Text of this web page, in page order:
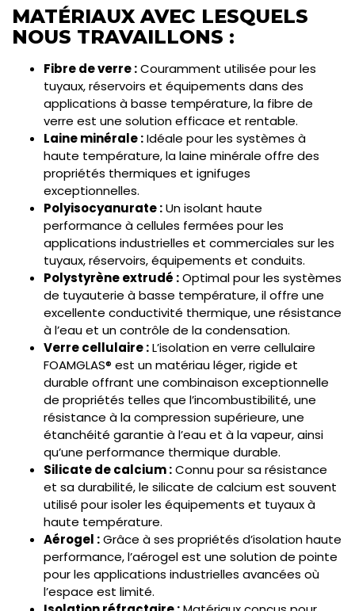
MATÉRIAUX AVEC LESQUELS
NOUS TRAVAILLONS :
Fibre de verre :Couramment utilisée pour les
tuyaux, réservoirs et équipements dans des
applications à basse température, la fibre de
verre est une solution efficace et rentable.
Laine minérale :Idéale pour les systèmes à
haute température, la laine minérale offre des
propriétés thermiques et ignifuges
exceptionnelles.
Polyisocyanurate :Un isolant haute
performance à cellules fermées pour les
applications industrielles et commerciales sur les
tuyaux, réservoirs, équipements et conduits.
Polystyrène extrudé :Optimal pour les systèmes
de tuyauterie à basse température, il offre une
excellente conductivité thermique, une résistance
à l’eau et un contrôle de la condensation.
Verre cellulaire :L’isolation en verre cellulaire
FOAMGLAS® est un matériau léger, rigide et
durable offrant une combinaison exceptionnelle
de propriétés telles que l’incombustibilité, une
résistance à la compression supérieure, une
étanchéité garantie à l’eau et à la vapeur, ainsi
qu’une performance thermique durable.
Silicate de calcium :Connu pour sa résistance
et sa durabilité, le silicate de calcium est souvent
utilisé pour isoler les équipements et tuyaux à
haute température.
Aérogel :Grâce à ses propriétés d’isolation haute
performance, l’aérogel est une solution de pointe
pour les applications industrielles avancées où
l’espace est limité.